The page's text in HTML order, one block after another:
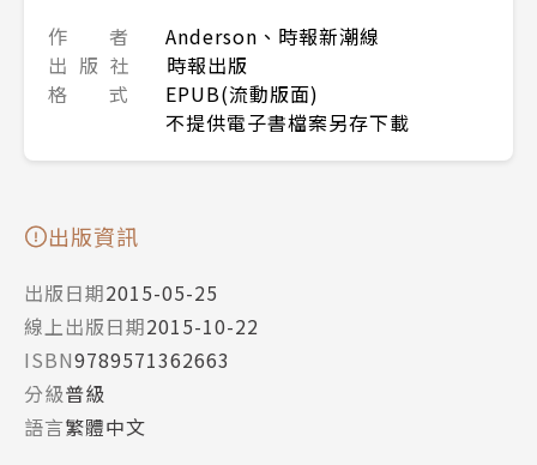
作 者
Anderson、時報新潮線
出 版 社
時報出版
格 式
EPUB(流動版面)
不提供電子書檔案另存下載
出版資訊
出版日期2015-05-25
線上出版日期2015-10-22
ISBN9789571362663
分級普級
語言繁體中文